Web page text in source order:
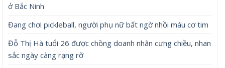
ở Bắc Ninh
Đang chơi pickleball, người phụ nữ bất ngờ nhồi máu cơ tim
Đỗ Thị Hà tuổi 26 được chồng doanh nhân cưng chiều, nhan
sắc ngày càng rạng rỡ